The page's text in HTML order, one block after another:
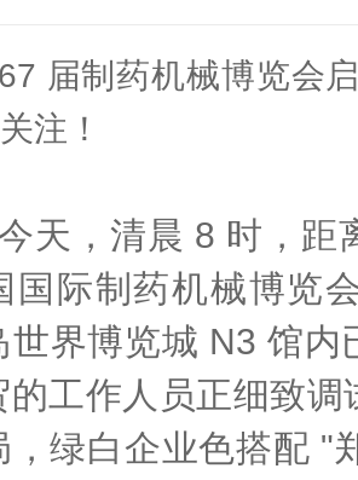
，清晨 8 时，距
国际制药机械博览
世界博览城 N3 馆内
的工作人员正细致
，绿白企业色搭配 "